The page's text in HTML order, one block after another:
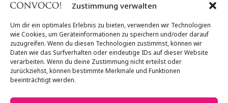
Zustimmung verwalten
Um dir ein optimales Erlebnis zu bieten, verwenden wir Technologien
wie Cookies, um Geräteinformationen zu speichern und/oder darauf
zuzugreifen. Wenn du diesen Technologien zustimmst, können wir
Daten wie das Surfverhalten oder eindeutige IDs auf dieser Website
verarbeiten. Wenn du deine Zustimmung nicht erteilst oder
zurückziehst, können bestimmte Merkmale und Funktionen
beeinträchtigt werden.
Impressum
Datenschutz
Cookie-Richtlinien
Follow us